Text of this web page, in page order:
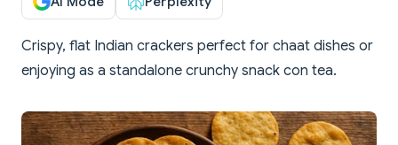
Crispy, flat Indian crackers perfect for chaat dishes or
enjoying as a standalone crunchy snack con tea.